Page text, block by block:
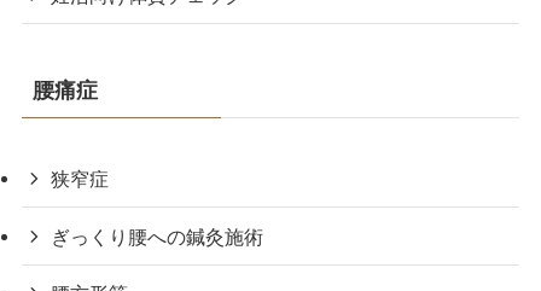
腰痛症
狭窄症
ぎっくり腰への鍼灸施術